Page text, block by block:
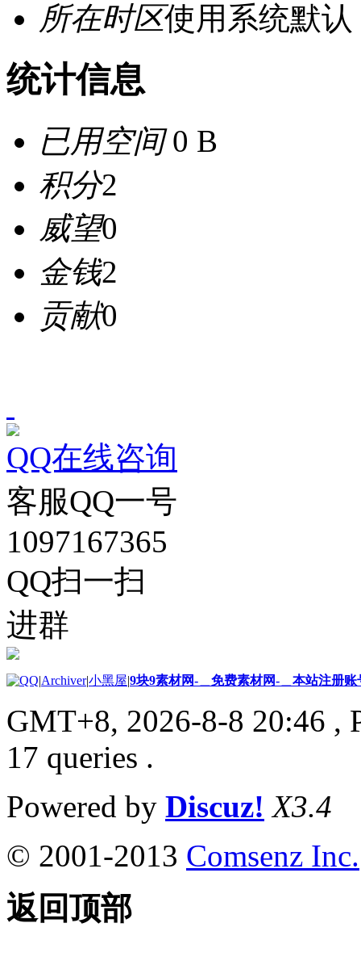
所在时区使用系统默认
统计信息
已用空间0 B
积分2
威望0
金钱2
贡献0
QQ在线咨询
客服QQ一号
1097167365
QQ扫一扫
进群
|Archiver|小黑屋|9块9素材网-＿免费素材网-＿本站注册账
GMT+8, 2026-8-8 20:46 ,
17 queries .
Powered by Discuz! X3.4
© 2001-2013 Comsenz Inc.
返回顶部